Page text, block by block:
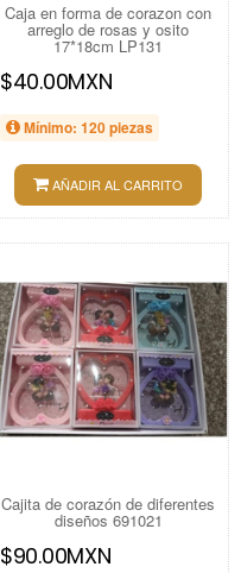
Caja en forma de corazon con
arreglo de rosas y osito
17*18cm LP131
$40.00MXN
Mínimo: 120 piezas
AÑADIR AL CARRITO
Cajita de corazón de diferentes
diseños 691021
$90.00MXN